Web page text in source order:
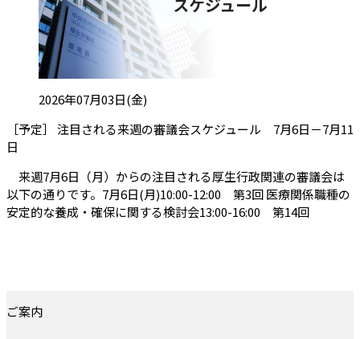
投稿日:2026年07月03日(金)
［予定］ 注目される来週の審議会スケジュール 7月6日－7月11
日
来週7月6日（月）からの注目される厚生行政関連の審議会は
以下の通りです。7月6日(月)10:00-12:00 第3回 医療関係職種の
安定的な養成・確保に関する検討会13:00-16:00 第14回
ご案内